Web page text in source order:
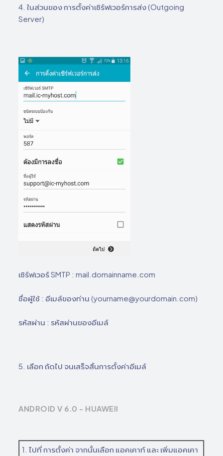
4. ในส่วนของ การตั้งค่าเซิร์ฟเวอร์การส่ง (Outgoing
Server)
เซิร์ฟเวอร์ SMTP : mail.domainname.com
ชื่อผู้ใช้ : อีเมล์ของท่าน (yourname@yourdomain.com)
รหัสผ่าน : รหัสผ่านของอีเมล์
5. เลือก ถัดไป จนเสร็จสิ้นการตั้งค่าอีเมล์
ANDROID V 6.0 - HUAWEII
1. ไปที่ การตั้งค่า จากนั้นเลือก แอคเคาท์ และ เพิ่มแอคเคา